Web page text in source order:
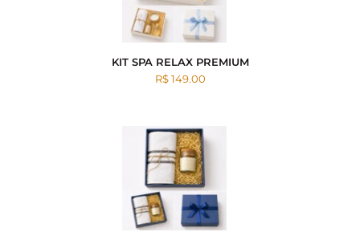
KIT SPA RELAX PREMIUM
R$ 149.00